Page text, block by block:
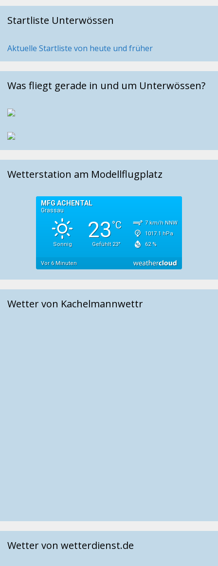
Startliste Unterwössen
Aktuelle Startliste von heute und früher
Was fliegt gerade in und um Unterwössen?
Wetterstation am Modellflugplatz
Wetter von Kachelmannwettr
Wetter von wetterdienst.de